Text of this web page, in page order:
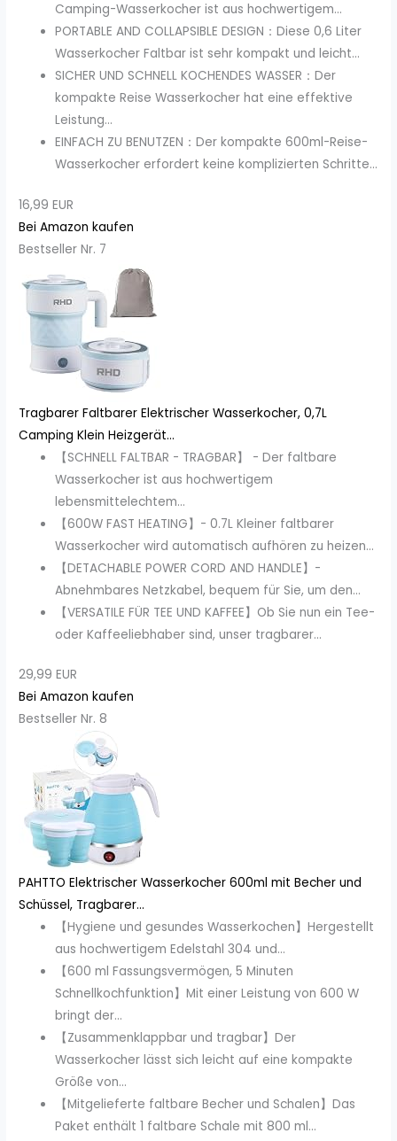
Camping-Wasserkocher ist aus hochwertigem...
PORTABLE AND COLLAPSIBLE DESIGN：Diese 0,6 Liter
Wasserkocher Faltbar ist sehr kompakt und leicht...
SICHER UND SCHNELL KOCHENDES WASSER：Der
kompakte Reise Wasserkocher hat eine effektive
Leistung...
EINFACH ZU BENUTZEN：Der kompakte 600ml-Reise-
Wasserkocher erfordert keine komplizierten Schritte...
16,99 EUR
Bei Amazon kaufen
Bestseller Nr. 7
Tragbarer Faltbarer Elektrischer Wasserkocher, 0,7L
Camping Klein Heizgerät...
【SCHNELL FALTBAR - TRAGBAR】 - Der faltbare
Wasserkocher ist aus hochwertigem
lebensmittelechtem...
【600W FAST HEATING】- 0.7L Kleiner faltbarer
Wasserkocher wird automatisch aufhören zu heizen...
【DETACHABLE POWER CORD AND HANDLE】-
Abnehmbares Netzkabel, bequem für Sie, um den...
【VERSATILE FÜR TEE UND KAFFEE】Ob Sie nun ein Tee-
oder Kaffeeliebhaber sind, unser tragbarer...
29,99 EUR
Bei Amazon kaufen
Bestseller Nr. 8
PAHTTO Elektrischer Wasserkocher 600ml mit Becher und
Schüssel, Tragbarer...
【Hygiene und gesundes Wasserkochen】Hergestellt
aus hochwertigem Edelstahl 304 und...
【600 ml Fassungsvermögen, 5 Minuten
Schnellkochfunktion】Mit einer Leistung von 600 W
bringt der...
【Zusammenklappbar und tragbar】Der
Wasserkocher lässt sich leicht auf eine kompakte
Größe von...
【Mitgelieferte faltbare Becher und Schalen】Das
Paket enthält 1 faltbare Schale mit 800 ml...